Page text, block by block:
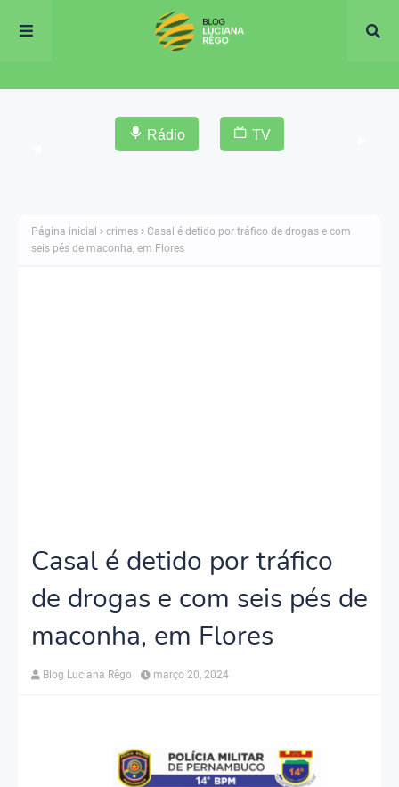
Rádio TV
Página inicial crimes
Casal é detido por tráfico de drogas e com
seis pés de maconha, em Flores
Casal é detido por tráfico
de drogas e com seis pés de
maconha, em Flores
Blog Luciana Rêgo março 20, 2024